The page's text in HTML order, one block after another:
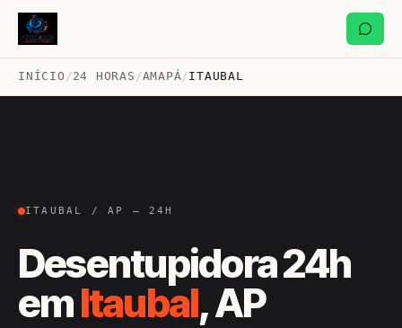
INÍCIO /24 HORAS /AMAPÁ/ITAUBAL
ITAUBAL / AP — 24H
Desentupidora 24h
emItaubal, AP